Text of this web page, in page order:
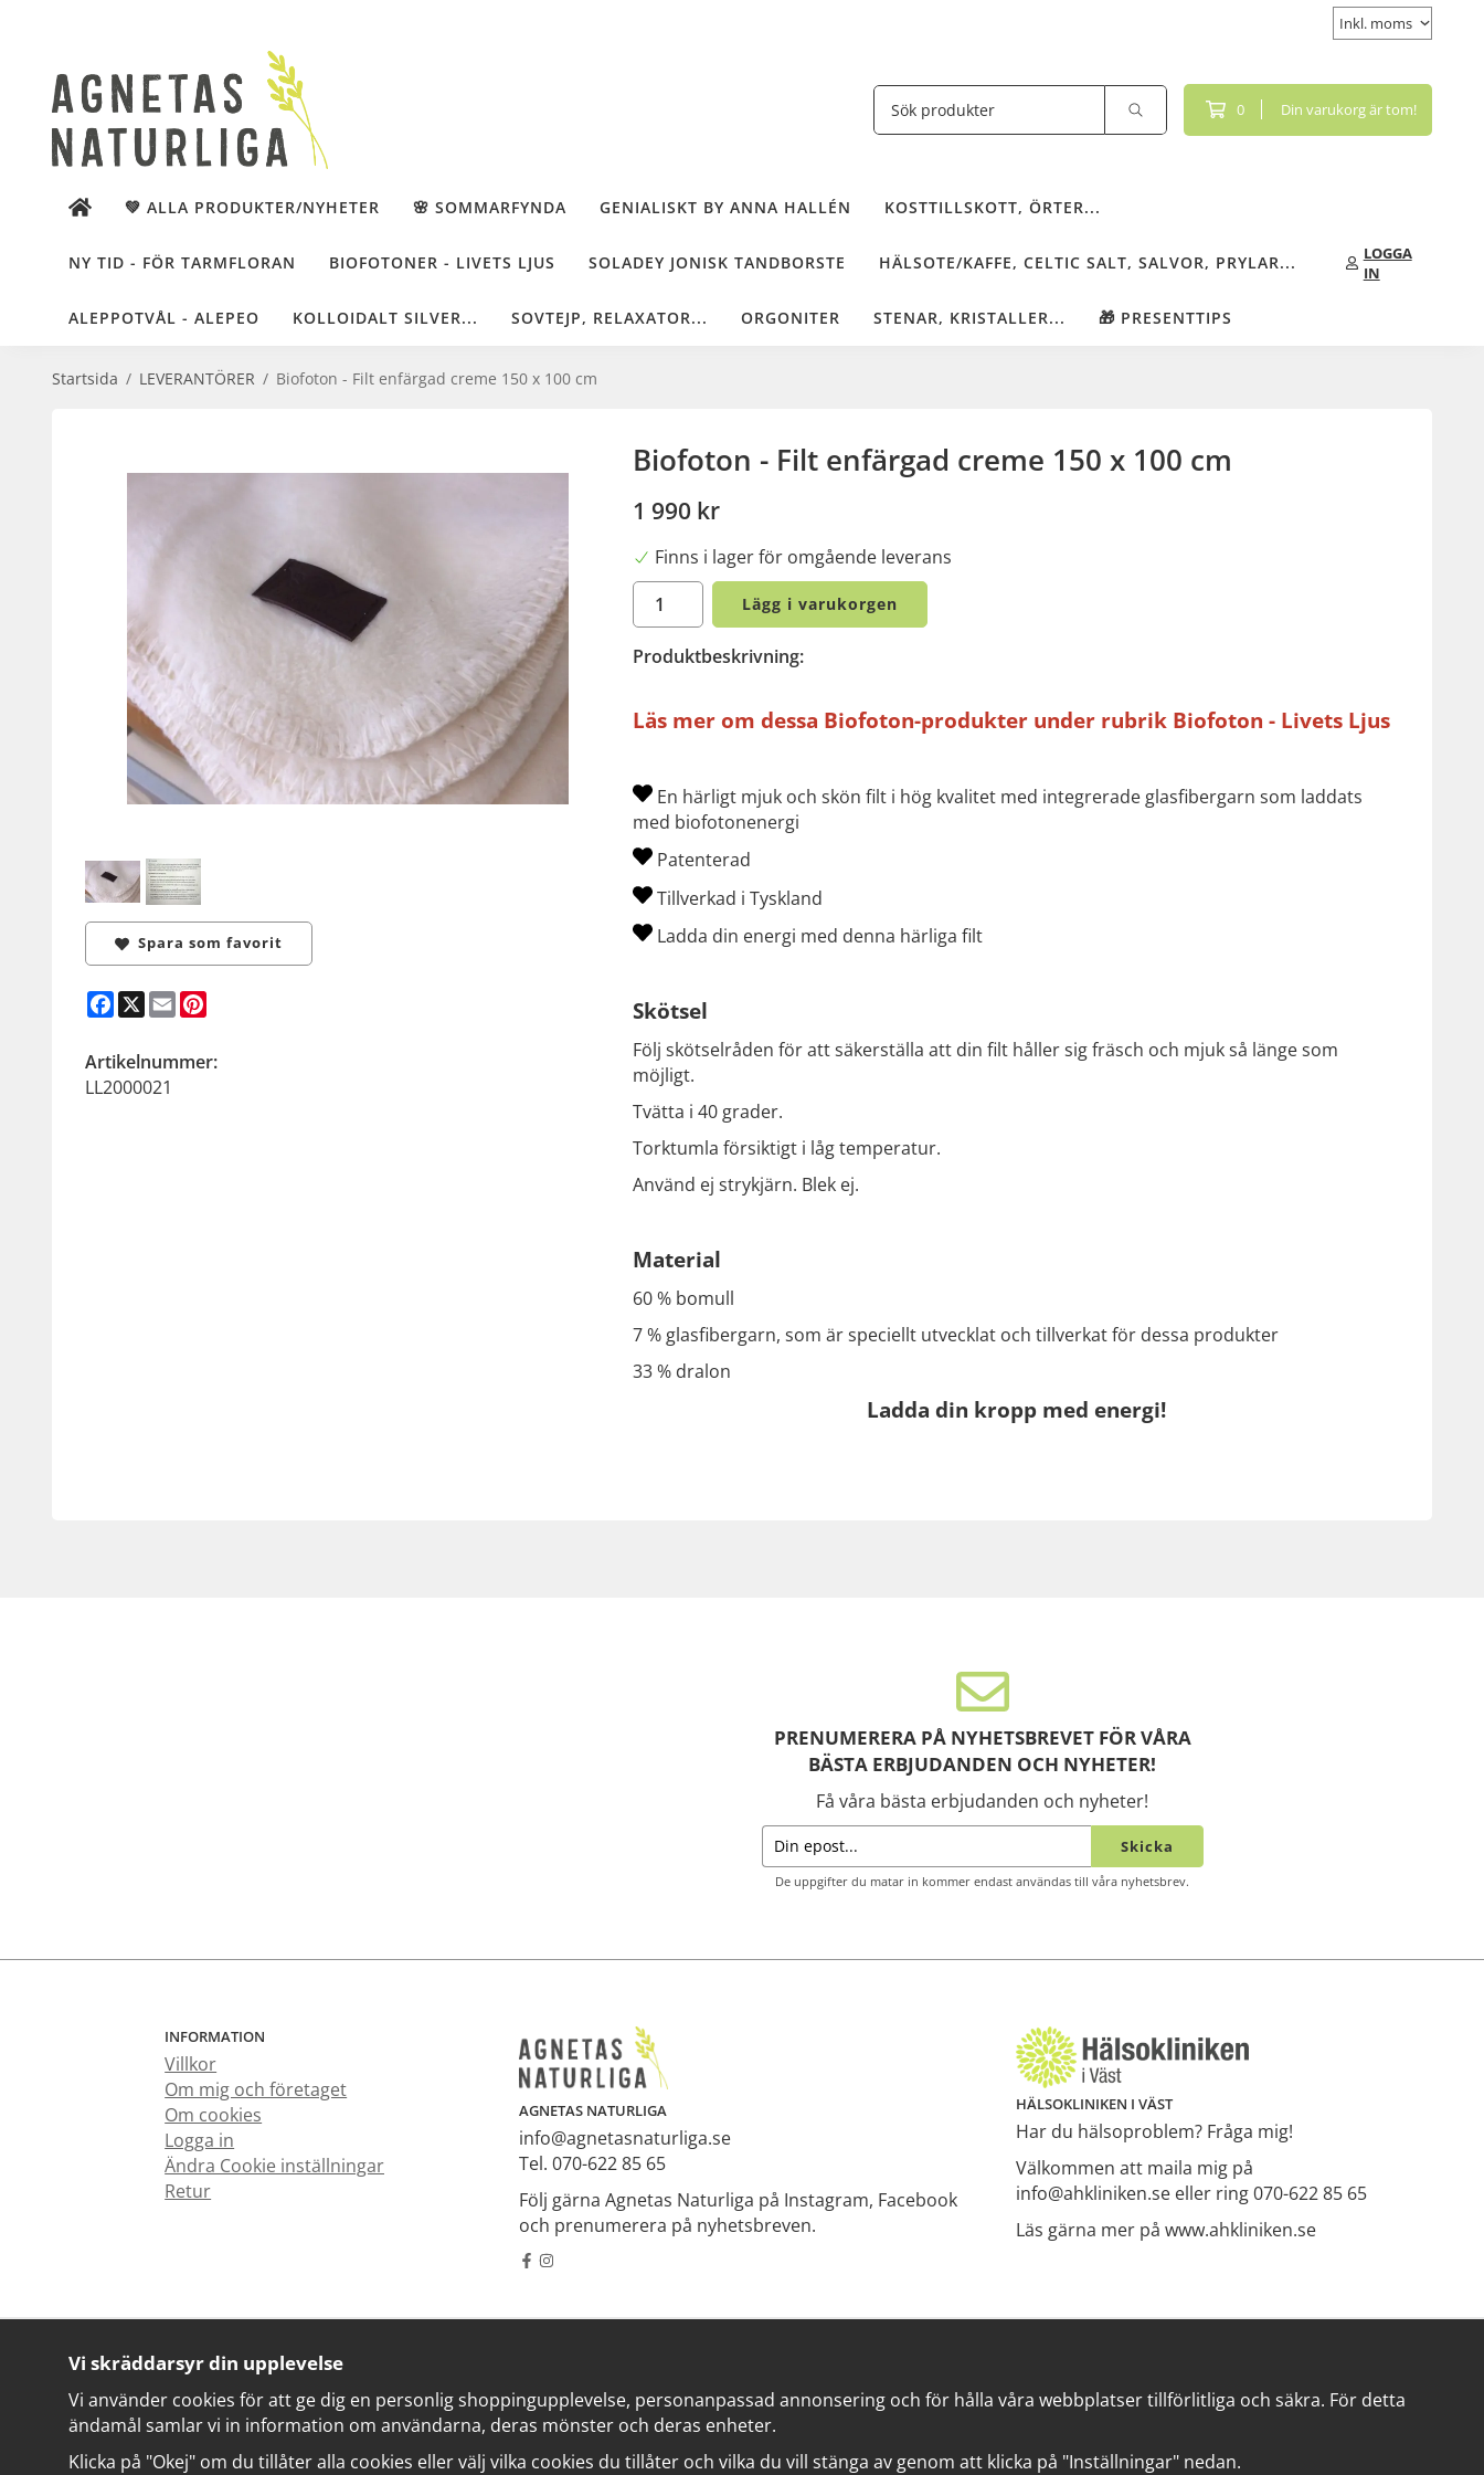
0 Din varukorg är tom!
💚 ALLA PRODUKTER/NYHETER 🌸 SOMMARFYNDA GENIALISKT BY ANNA HALLÉN KOSTTILLSKOTT, ÖRTER...
NY TID - FÖR TARMFLORAN BIOFOTONER - LIVETS LJUS SOLADEY JONISK TANDBORSTE HÄLSOTE/KAFFE, CELTIC SALT, SALVOR, PRYLAR...
ALEPPOTVÅL - ALEPEO KOLLOIDALT SILVER... SOVTEJP, RELAXATOR... ORGONITER STENAR, KRISTALLER... 🎁 PRESENTTIPS
LOGGA
IN
Startsida / LEVERANTÖRER / Biofoton - Filt enfärgad creme 150 x 100 cm
Biofoton - Filt enfärgad creme 150 x 100 cm
1 990 kr
Finns i lager för omgående leverans
Lägg i varukorgen
Produktbeskrivning:
Läs mer om dessa Biofoton-produkter under rubrik Biofoton - Livets Ljus
En härligt mjuk och skön filt i hög kvalitet med integrerade glasfibergarn som laddats
med biofotonenergi
Patenterad
Tillverkad i Tyskland
Ladda din energi med denna härliga filt
Skötsel
Följ skötselråden för att säkerställa att din filt håller sig fräsch och mjuk så länge som
möjligt.
Tvätta i 40 grader.
Torktumla försiktigt i låg temperatur.
Använd ej strykjärn. Blek ej.
Material
60 % bomull
7 % glasfibergarn, som är speciellt utvecklat och tillverkat för dessa produkter
33 % dralon
Ladda din kropp med energi!
Spara som favorit
Facebook
X Email
Artikelnummer:
LL2000021
PRENUMERERA PÅ NYHETSBREVET FÖR VÅRA
BÄSTA ERBJUDANDEN OCH NYHETER!
Få våra bästa erbjudanden och nyheter!
Skicka
De uppgifter du matar in kommer endast användas till våra nyhetsbrev.
INFORMATION
Villkor
Om mig och företaget
Om cookies
Logga in
Ändra Cookie inställningar
Retur
AGNETAS NATURLIGA
info@agnetasnaturliga.se
Tel. 070-622 85 65
Följ gärna Agnetas Naturliga på Instagram, Facebook
och prenumerera på nyhetsbreven.
HÄLSOKLINIKEN I VÄST
Har du hälsoproblem? Fråga mig!
Välkommen att maila mig på
info@ahkliniken.se eller ring 070-622 85 65
Läs gärna mer på www.ahkliniken.se
Vi skräddarsyr din upplevelse
Vi använder cookies för att ge dig en personlig shoppingupplevelse, personanpassad annonsering och för hålla våra webbplatser tillförlitliga och säkra. För detta
ändamål samlar vi in information om användarna, deras mönster och deras enheter.
Klicka på "Okej" om du tillåter alla cookies eller välj vilka cookies du tillåter och vilka du vill stänga av genom att klicka på "Inställningar" nedan.